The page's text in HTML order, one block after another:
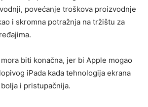
povećanje troškova proizvodnje
i skromna potražnja na tržištu za
biti konačna, jer bi Apple mogao
iPada kada tehnologija ekrana
i pristupačnija.